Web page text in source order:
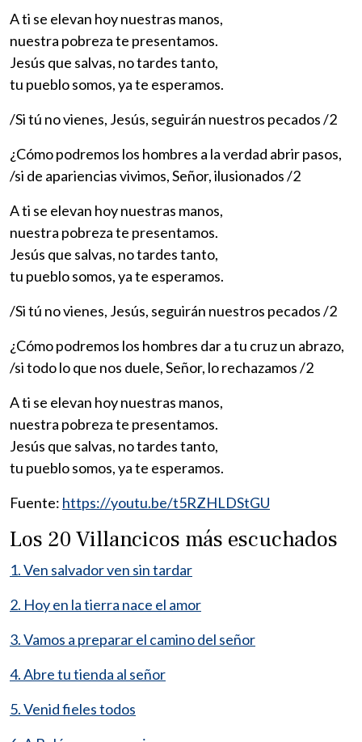
A ti se elevan hoy nuestras manos,
nuestra pobreza te presentamos.
Jesús que salvas, no tardes tanto,
tu pueblo somos, ya te esperamos.
/Si tú no vienes, Jesús, seguirán nuestros pecados /2
¿Cómo podremos los hombres a la verdad abrir pasos,
/si de apariencias vivimos, Señor, ilusionados /2
A ti se elevan hoy nuestras manos,
nuestra pobreza te presentamos.
Jesús que salvas, no tardes tanto,
tu pueblo somos, ya te esperamos.
/Si tú no vienes, Jesús, seguirán nuestros pecados /2
¿Cómo podremos los hombres dar a tu cruz un abrazo,
/si todo lo que nos duele, Señor, lo rechazamos /2
A ti se elevan hoy nuestras manos,
nuestra pobreza te presentamos.
Jesús que salvas, no tardes tanto,
tu pueblo somos, ya te esperamos.
Fuente: https://youtu.be/t5RZHLDStGU
Los 20 Villancicos más escuchados
1. Ven salvador ven sin tardar
2. Hoy en la tierra nace el amor
3. Vamos a preparar el camino del señor
4. Abre tu tienda al señor
5. Venid fieles todos